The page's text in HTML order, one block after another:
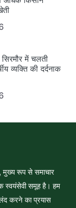
में चलती
व्यक्ति की दर्दनाक
मुख्य रूप से समाचार
स्वयंसेवी समूह है। हम
करने का प्रयास